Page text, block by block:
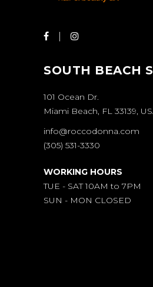
SOUTH BEACH
101 Ocean Dr.
Miami Beach, FL 33139,
info@roccodonna.com
(305) 531-3330
WORKING HOURS
TUE - SAT 10AM to 7PM
SUN - MON CLOSED